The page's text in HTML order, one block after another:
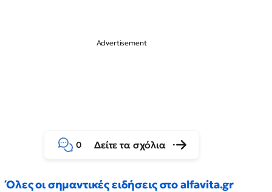
0 Δείτε τα σχόλια
Όλες οι σημαντικές ειδήσεις στο alfavita.gr